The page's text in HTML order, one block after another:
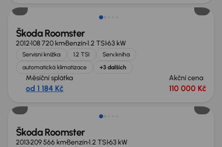
Škoda Roomster
2012108 720 kmBenzín1.2 TSI63 kW
Servisní knížka 1.2 TSI
Serv.kniha
automatická klimatizace
+3 dalších
Měsíční splátka
od 1 184 Kč
Akční cena
110 000 Kč
Škoda Roomster
2013209 566 kmBenzín1.2 TSI63 kW